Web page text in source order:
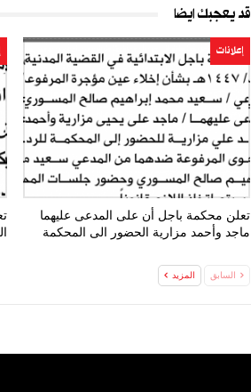
قد يعجبك ايضا
إعلانات
تعلن محكمة باجل أن على المدعى عليهما
ماجد وأحمد مزارية الحضور الى المحكمة
السابق المزيد